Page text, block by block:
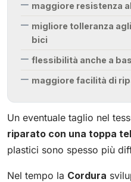
maggiore resistenza
migliore tolleranza
bici
flessibilità anche a
maggiore facilità di
Un eventuale taglio nel
riparato con una toppa
plastici sono spesso più
Nel tempo la Cordura